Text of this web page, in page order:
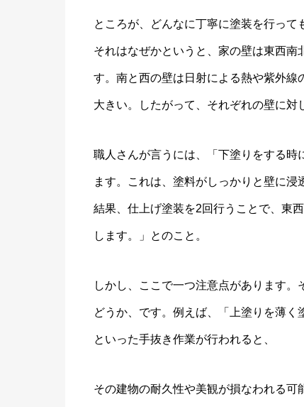
ところが、どんなに丁寧に塗装を行って
それはなぜかというと、家の壁は東西
す。南と西の壁は日射による熱や紫外
大きい。したがって、それぞれの壁に対
職人さんが言うには、「下塗りをする時
ます。これは、塗料がしっかりと壁に
結果、仕上げ塗装を2回行うことで、東
します。」とのこと。
しかし、ここで一つ注意点があります
どうか、です。例えば、「上塗りを薄く
といった手抜き作業が行われると、
その建物の耐久性や美観が損なわれる